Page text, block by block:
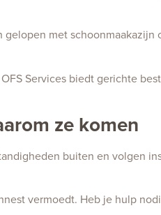
met schoonmaakazijn
Services biedt gerichte
ze komen
buiten en volgen
vermoedt. Heb je hulp